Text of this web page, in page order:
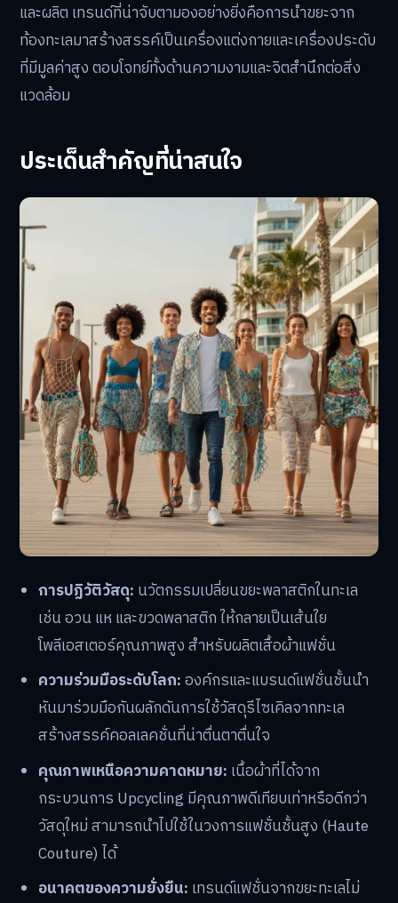
และผลิต เทรนด์ที่น่าจับตามองอย่างยิ่งคือการนำขยะจาก
ท้องทะเลมาสร้างสรรค์เป็นเครื่องแต่งกายและเครื่องประดับ
ที่มีมูลค่าสูง ตอบโจทย์ทั้งด้านความงามและจิตสำนึกต่อสิ่ง
แวดล้อม
ประเด็นสำคัญที่น่าสนใจ
การปฏิวัติวัสดุ: นวัตกรรมเปลี่ยนขยะพลาสติกในทะเล
เช่น อวน แห และขวดพลาสติก ให้กลายเป็นเส้นใย
โพลีเอสเตอร์คุณภาพสูง สำหรับผลิตเสื้อผ้าแฟชั่น
ความร่วมมือระดับโลก:องค์กรและแบรนด์แฟชั่นชั้นนำ
หันมาร่วมมือกันผลักดันการใช้วัสดุรีไซเคิลจากทะเล
สร้างสรรค์คอลเลคชั่นที่น่าตื่นตาตื่นใจ
คุณภาพเหนือความคาดหมาย: เนื้อผ้าที่ได้จาก
กระบวนการ Upcycling มีคุณภาพดีเทียบเท่าหรือดีกว่า
วัสดุใหม่ สามารถนำไปใช้ในวงการแฟชั่นชั้นสูง (Haute
Couture) ได้
อนาคตของความยั่งยืน: เทรนด์แฟชั่นจากขยะทะเลไม่